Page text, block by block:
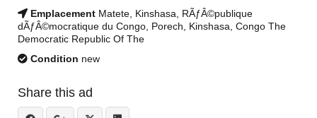
Emplacement Matete, Kinshasa, RÃƒÂ©publique
dÃƒÂ©mocratique du Congo, Porech, Kinshasa, Congo The
Democratic Republic Of The
Condition new
Share this ad